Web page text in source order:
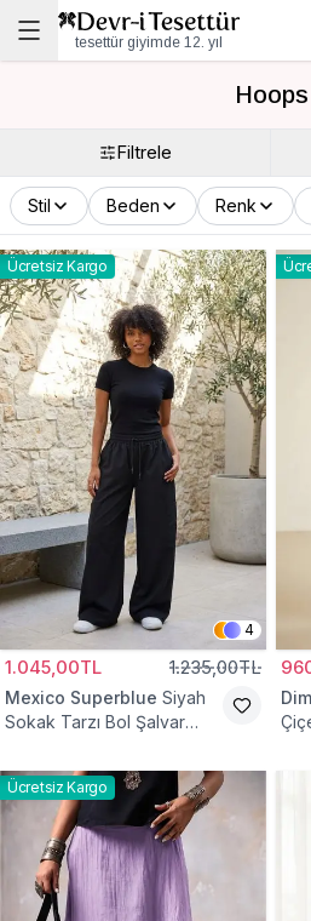
tesettür giyimde 12. yıl
Hoops
Filtrele
Stil Beden Renk
Ücretsiz Kargo
4
1.045,00TL 1.235,00TL
Mexico Superblue Siyah
Sokak Tarzı Bol Şalvar
Ücretsiz Kargo